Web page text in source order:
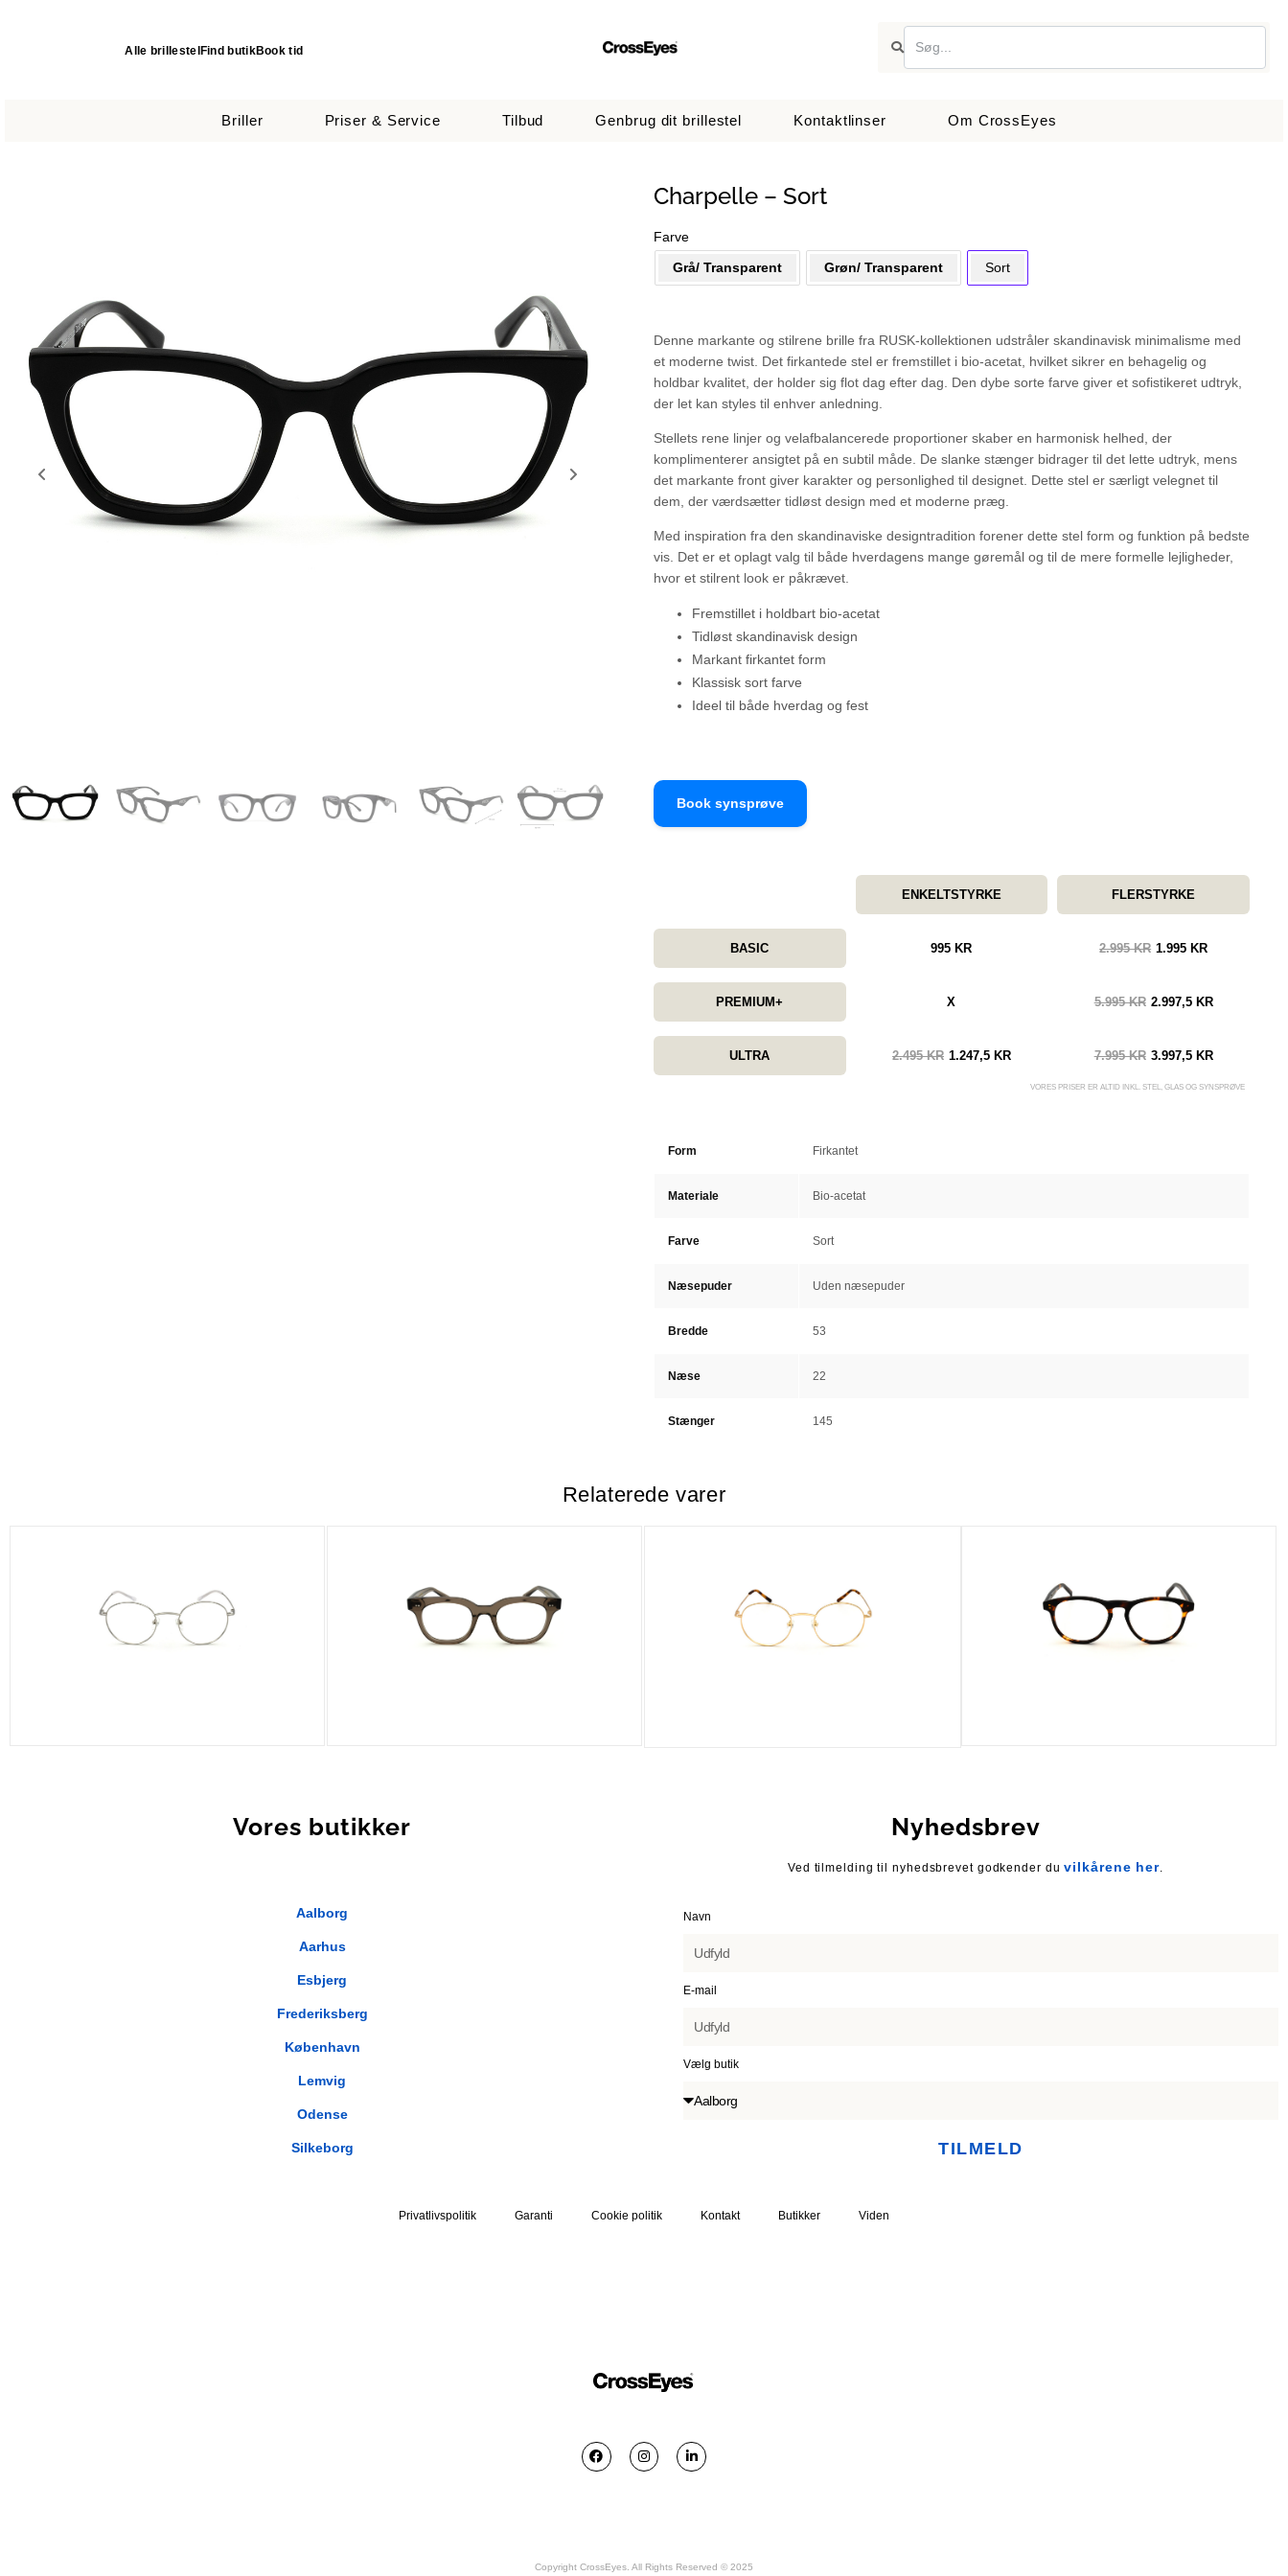
Alle brillestel Find butikBook tid
Briller Priser & Service Tilbud Genbrug dit brillestel Kontaktlinser Om CrossEyes
Charpelle – Sort
Farve
Grå/ Transparent
Grøn/ Transparent Sort
Denne markante og stilrene brille fra RUSK-kollektionen udstråler skandinavisk minimalisme med
et moderne twist. Det firkantede stel er fremstillet i bio-acetat, hvilket sikrer en behagelig og
holdbar kvalitet, der holder sig flot dag efter dag. Den dybe sorte farve giver et sofistikeret udtryk,
der let kan styles til enhver anledning.
Stellets rene linjer og velafbalancerede proportioner skaber en harmonisk helhed, der
komplimenterer ansigtet på en subtil måde. De slanke stænger bidrager til det lette udtryk, mens
det markante front giver karakter og personlighed til designet. Dette stel er særligt velegnet til
dem, der værdsætter tidløst design med et moderne præg.
Med inspiration fra den skandinaviske designtradition forener dette stel form og funktion på bedste
vis. Det er et oplagt valg til både hverdagens mange gøremål og til de mere formelle lejligheder,
hvor et stilrent look er påkrævet.
Fremstillet i holdbart bio-acetat
Tidløst skandinavisk design
Markant firkantet form
Klassisk sort farve
Ideel til både hverdag og fest
Book synsprøve
ENKELTSTYRKE FLERSTYRKE
BASIC 995 KR 2.995 KR 1.995 KR
PREMIUM+ X 5.995 KR 2.997,5 KR
ULTRA 2.495 KR 1.247,5 KR 7.995 KR 3.997,5 KR
VORES PRISER ER ALTID INKL. STEL, GLAS OG SYNSPRØVE
Form Firkantet
Materiale Bio-acetat
Farve Sort
Næsepuder Uden næsepuder
Bredde 53
Næse 22
Stænger 145
Relaterede varer
Vores butikker
Aalborg
Aarhus
Esbjerg
Frederiksberg
København
Lemvig
Odense
Silkeborg
Nyhedsbrev
Ved tilmelding til nyhedsbrevet godkender duvilkårene her.
Navn
E-mail
Vælg butik
TILMELD
Privatlivspolitik Garanti Cookie politik Kontakt Butikker Viden
Copyright CrossEyes. All Rights Reserved © 2025